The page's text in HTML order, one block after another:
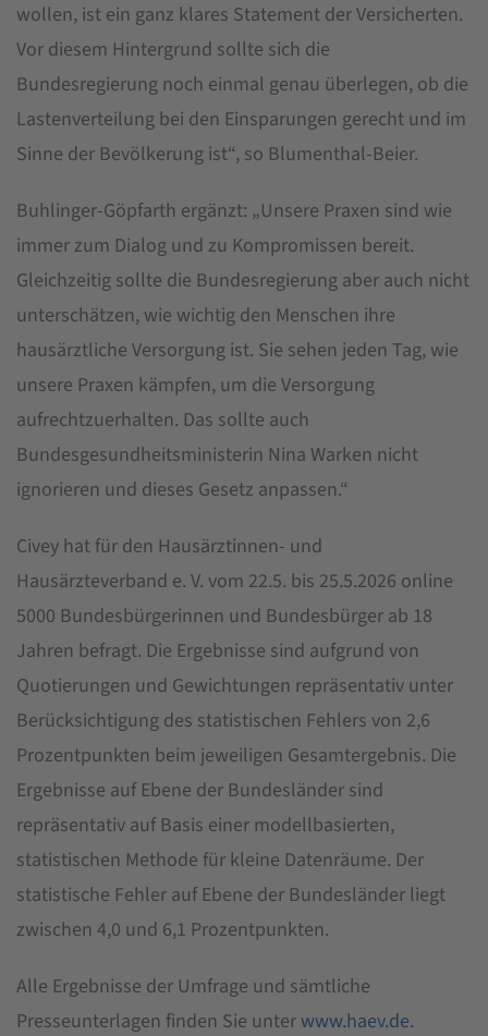
wollen, ist ein ganz klares Statement der Versicherten.
Vor diesem Hintergrund sollte sich die
Bundesregierung noch einmal genau überlegen, ob die
Lastenverteilung bei den Einsparungen gerecht und im
Sinne der Bevölkerung ist“, so Blumenthal-Beier.
Buhlinger-Göpfarth ergänzt: „Unsere Praxen sind wie
immer zum Dialog und zu Kompromissen bereit.
Gleichzeitig sollte die Bundesregierung aber auch nicht
unterschätzen, wie wichtig den Menschen ihre
hausärztliche Versorgung ist. Sie sehen jeden Tag, wie
unsere Praxen kämpfen, um die Versorgung
aufrechtzuerhalten. Das sollte auch
Bundesgesundheitsministerin Nina Warken nicht
ignorieren und dieses Gesetz anpassen.“
Civey hat für den Hausärztinnen- und
Hausärzteverband e. V. vom 22.5. bis 25.5.2026 online
5000 Bundesbürgerinnen und Bundesbürger ab 18
Jahren befragt. Die Ergebnisse sind aufgrund von
Quotierungen und Gewichtungen repräsentativ unter
Berücksichtigung des statistischen Fehlers von 2,6
Prozentpunkten beim jeweiligen Gesamtergebnis. Die
Ergebnisse auf Ebene der Bundesländer sind
repräsentativ auf Basis einer modellbasierten,
statistischen Methode für kleine Datenräume. Der
statistische Fehler auf Ebene der Bundesländer liegt
zwischen 4,0 und 6,1 Prozentpunkten.
Alle Ergebnisse der Umfrage und sämtliche
Presseunterlagen finden Sie unterwww.haev.de.